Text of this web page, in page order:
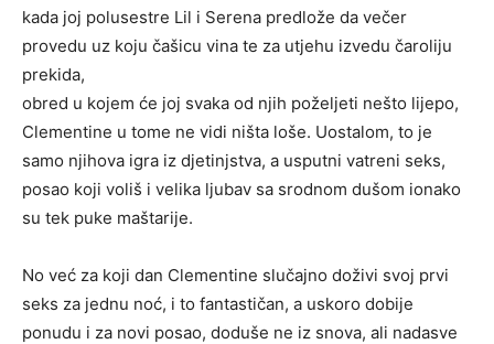
kada joj polusestre Lil i Serena predlože da večer
provedu uz koju čašicu vina te za utjehu izvedu čaroliju
prekida,
obred u kojem će joj svaka od njih poželjeti nešto lijepo,
Clementine u tome ne vidi ništa loše. Uostalom, to je
samo njihova igra iz djetinjstva, a usputni vatreni seks,
posao koji voliš i velika ljubav sa srodnom dušom ionako
su tek puke maštarije.
No već za koji dan Clementine slučajno doživi svoj prvi
seks za jednu noć, i to fantastičan, a uskoro dobije
ponudu i za novi posao, doduše ne iz snova, ali nadasve